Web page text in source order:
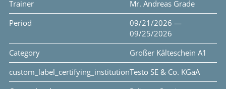
Trainer
Mr. Andreas Grade
Period
09/21/2026 —
09/25/2026
Category
Großer Kälteschein A1
custom_label_certifying_institutionTesto SE & Co. KGaA